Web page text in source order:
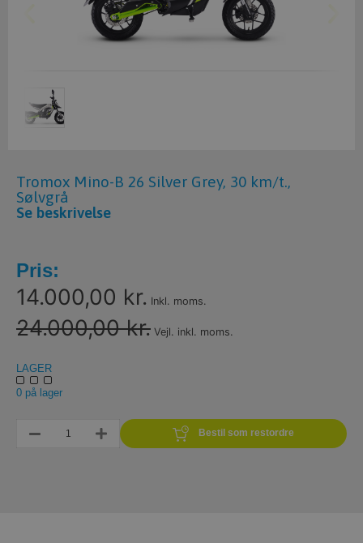
Tromox Mino-B 26 Silver Grey, 30 km/t.,
Sølvgrå
Se beskrivelse
Pris:
14.000,00 kr. Inkl. moms.
24.000,00 kr. Vejl. inkl. moms.
LAGER
0 på lager
Bestil som restordre